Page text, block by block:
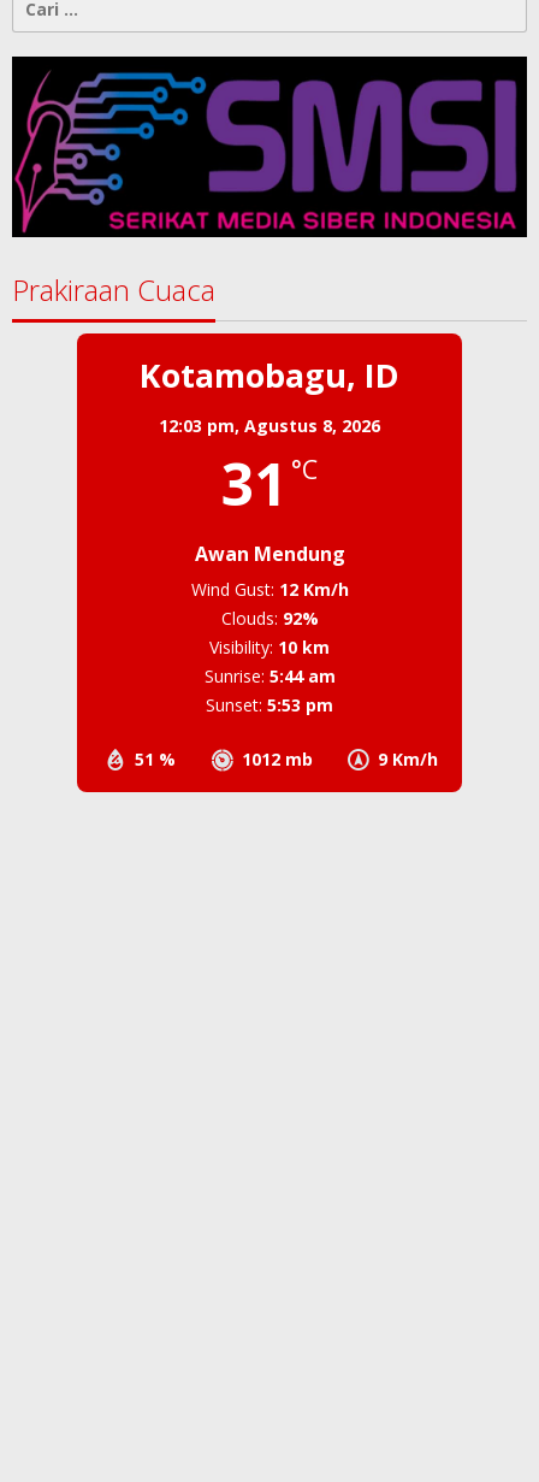
untuk:
Prakiraan Cuaca
Kotamobagu, ID
12:03 pm, Agustus 8, 2026
31 °C
Awan Mendung
51 % 1012 mb 9 Km/h
Wind Gust: 12 Km/h
Clouds: 92%
Visibility: 10 km
Sunrise: 5:44 am
Sunset: 5:53 pm